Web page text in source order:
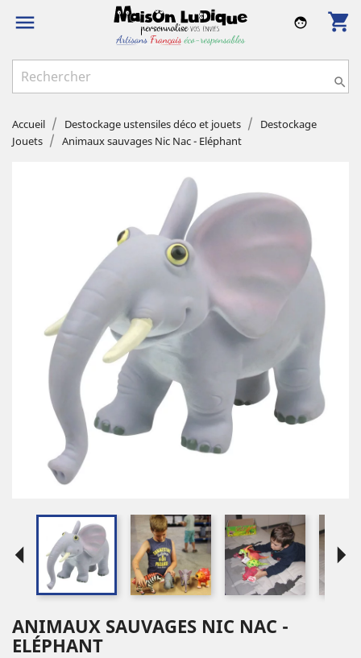
 shopping_cart
face

Accueil Destockage ustensiles déco et jouets
Destockage
Jouets
Animaux sauvages Nic Nac - Eléphant
arrow_left arrow_right
ANIMAUX SAUVAGES NIC NAC -
ELÉPHANT